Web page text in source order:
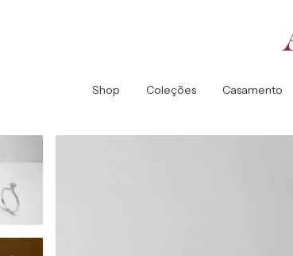
Shop Coleções Casamento